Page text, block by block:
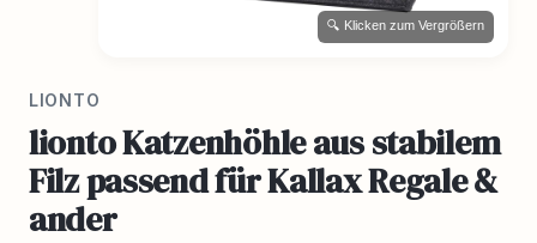
🔍 Klicken zum Vergrößern
LIONTO
lionto Katzenhöhle aus stabilem
Filz passend für Kallax Regale &
ander